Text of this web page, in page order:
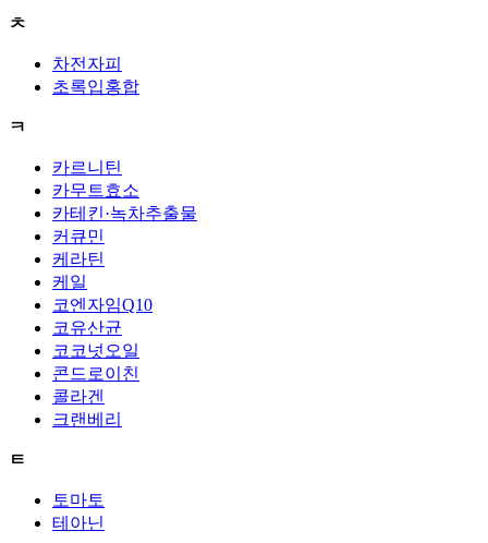
ㅊ
차전자피
초록입홍합
ㅋ
카르니틴
카무트효소
카테킨·녹차추출물
커큐민
케라틴
케일
코엔자임Q10
코유산균
코코넛오일
콘드로이친
콜라겐
크랜베리
ㅌ
토마토
테아닌